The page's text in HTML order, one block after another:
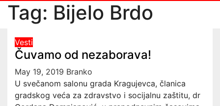
Tag: Bijelo Brdo
Vesti
Čuvamo od nezaborava!
May 19, 2019 Branko
U svečanom salonu grada Kragujevca, članica
gradskog veća za zdravstvo i socijalnu zaštitu, dr